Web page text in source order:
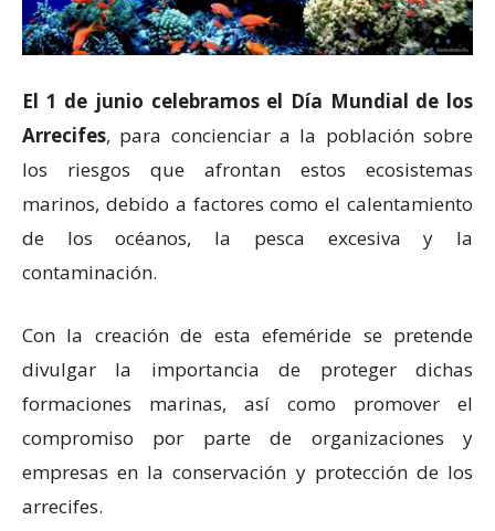
El 1 de junio celebramos el Día Mundial de los
Arrecifes, para concienciar a la población sobre
los riesgos que afrontan estos ecosistemas
marinos, debido a factores como el calentamiento
de los océanos, la pesca excesiva y la
contaminación.
Con la creación de esta efeméride se pretende
divulgar la importancia de proteger dichas
formaciones marinas, así como promover el
compromiso por parte de organizaciones y
empresas en la conservación y protección de los
arrecifes.